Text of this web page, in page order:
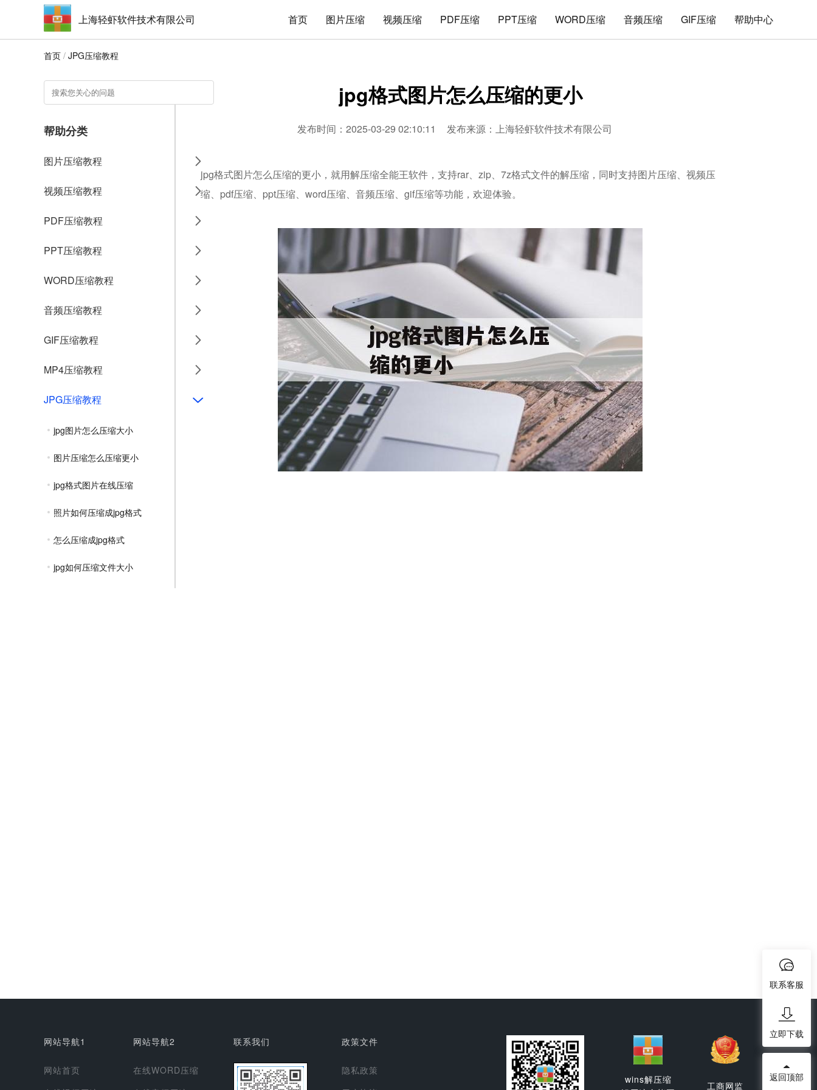
上海轻虾软件技术有限公司 首页 图片压缩 视频压缩 PDF压缩 PPT压缩 WORD压缩 音频压缩 GIF压缩 帮助中心
首页 / JPG压缩教程
帮助分类
图片压缩教程
视频压缩教程
PDF压缩教程
PPT压缩教程
WORD压缩教程
音频压缩教程
GIF压缩教程
MP4压缩教程
JPG压缩教程
jpg图片怎么压缩大小
图片压缩怎么压缩更小
jpg格式图片在线压缩
照片如何压缩成jpg格式
怎么压缩成jpg格式
jpg如何压缩文件大小
jpg格式图片怎么压缩的更小
发布时间：2025-03-29 02:10:11 发布来源：上海轻虾软件技术有限公司
jpg格式图片怎么压缩的更小，就用解压缩全能王软件，支持rar、zip、7z格式文件的解压缩，同时支持图片压缩、视频压
缩、pdf压缩、ppt压缩、word压缩、音频压缩、gif压缩等功能，欢迎体验。
网站导航1
网站首页
网站导航2
在线WORD压缩
联系我们 政策文件
隐私政策
wins解压缩
工商网监
联系客服
立即下载
返回顶部